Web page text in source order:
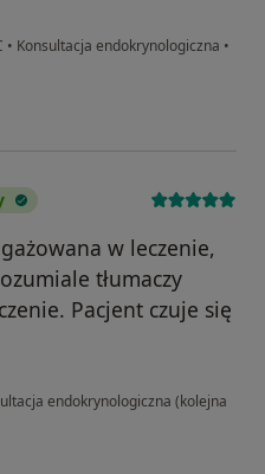
• Konsultacja endokrynologiczna •
w leczenie,
tłumaczy
Pacjent czuje się
endokrynologiczna (kolejna